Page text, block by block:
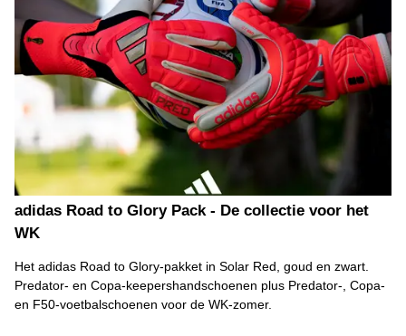
adidas Road to Glory Pack - De collectie voor het
WK
Het adidas Road to Glory-pakket in Solar Red, goud en zwart.
Predator- en Copa-keepershandschoenen plus Predator-, Copa-
en F50-voetbalschoenen voor de WK-zomer.